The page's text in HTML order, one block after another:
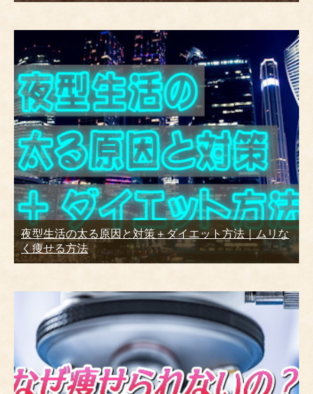
夜型生活の太る原因と対策＋ダイエット方法｜ムリな
く痩せる方法